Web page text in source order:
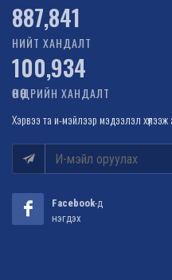
1,022,362
НИЙТ ХАНДАЛТ
100,934
ӨНӨӨДРИЙН ХАНДАЛТ
Хэрвээ та и-мэйлээр мэдээлэл хүлээж
Facebook-д
нэгдэх